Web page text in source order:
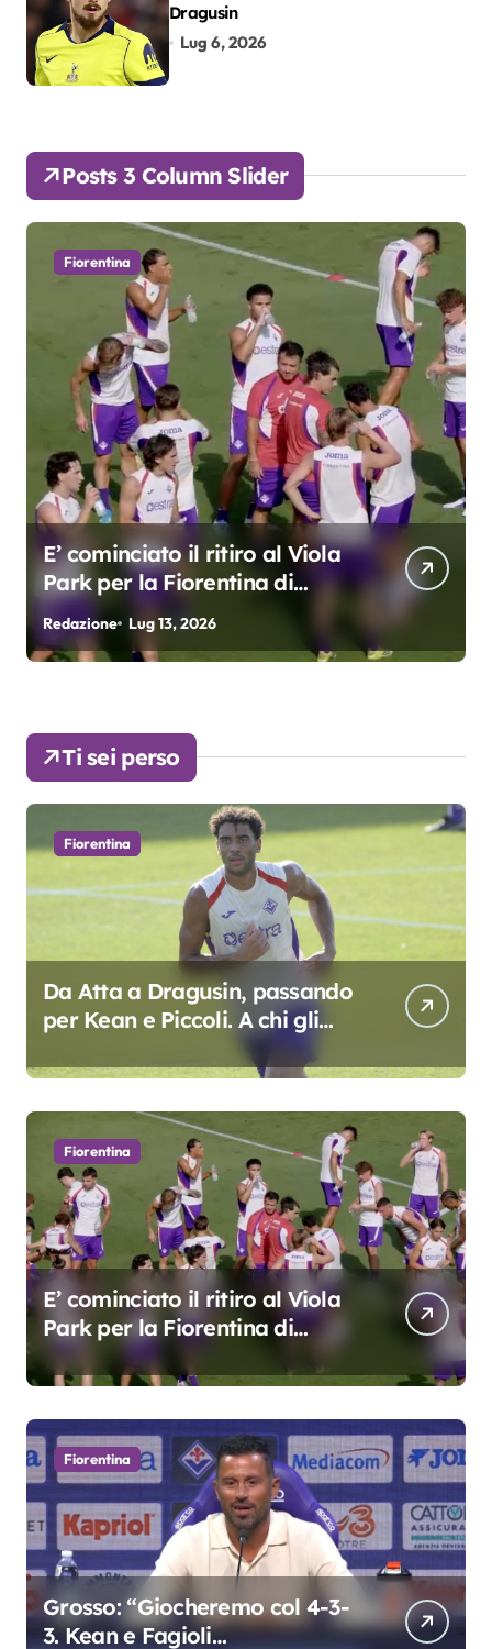
Dragusin
Lug 6, 2026
Posts 3 Column Slider
Fiorentina
E’ cominciato il ritiro al Viola
Park per la Fiorentina di
Grosso
Redazione Lug 13, 2026
Ti sei perso
Fiorentina
Da Atta a Dragusin, passando
per Kean e Piccoli. A chi gli
oscar del precampionato?
Fiorentina
E’ cominciato il ritiro al Viola
Park per la Fiorentina di
Grosso
Fiorentina
Grosso: “Giocheremo col 4-3-
3. Kean e Fagioli